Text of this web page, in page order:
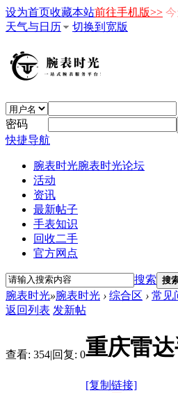
设为首页收藏本站前往手机版>>
天气与日历
切换到宽版
密码
快捷导航
腕表时光腕表时光论坛
活动
资讯
最新帖子
手表知识
回收二手
官方网点
搜索 搜
腕表时光»腕表时光 › 综合区 › 常见
返回列表 发新帖
查看: 354|回复: 0重庆雷
[复制链接]